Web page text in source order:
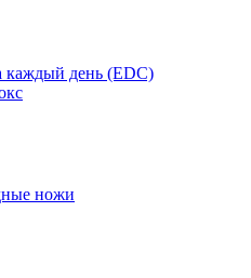
день (EDC)
ножи